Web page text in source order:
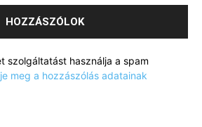
szolgáltatást használja a spam
meg a hozzászólás adatainak